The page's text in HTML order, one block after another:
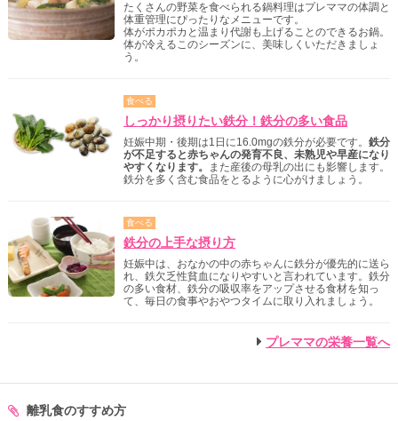
たくさんの野菜を食べられる鍋料理はプレママの体調と
体重管理にぴったりなメニューです。
体がポカポカと温まり代謝も上げることのできるお鍋。
体が冷えるこのシーズンに、美味しくいただきましょ
う。
食べる
しっかり摂りたい鉄分！鉄分の多い食品
妊娠中期・後期は1日に16.0mgの鉄分が必要です。 鉄分
が不足すると赤ちゃんの発育不良、未熟児や早産になり
やすくなります。
また産後の母乳の出にも影響します。
鉄分を多く含む食品をとるように心がけましょう。
食べる
鉄分の上手な摂り方
妊娠中は、おなかの中の赤ちゃんに鉄分が優先的に送ら
れ、鉄欠乏性貧血になりやすいと言われています。鉄分
の多い食材、鉄分の吸収率をアップさせる食材を知っ
て、毎日の食事やおやつタイムに取り入れましょう。
プレママの栄養一覧へ
離乳食のすすめ方